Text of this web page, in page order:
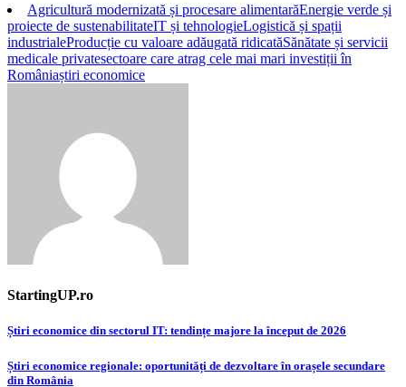
Agricultură modernizată și procesare alimentarăEnergie verde și
proiecte de sustenabilitateIT și tehnologieLogistică și spații
industrialeProducție cu valoare adăugată ridicatăSănătate și servicii
medicale privatesectoare care atrag cele mai mari investiții în
Româniaștiri economice
StartingUP.ro
Post
navigation
Știri economice din sectorul IT: tendințe majore la început de 2026
Știri economice regionale: oportunități de dezvoltare în orașele secundare
din România